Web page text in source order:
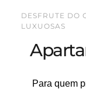
DESFRUTE DO
LUXUOSAS
Para quem